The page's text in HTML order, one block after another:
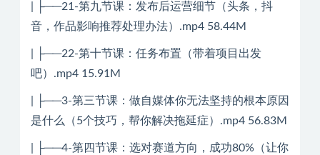
| ├──21-第九节课：发布后运营细节（头条，抖
音，作品影响推荐处理办法）.mp4 58.44M
| ├──22-第十节课：任务布置（带着项目出发
吧）.mp4 15.91M
| ├──3-第三节课：做自媒体你无法坚持的根本原因
是什么（5个技巧，帮你解决拖延症）.mp4 56.83M
| ├──4-第四节课：选对赛道方向，成功80%（让你